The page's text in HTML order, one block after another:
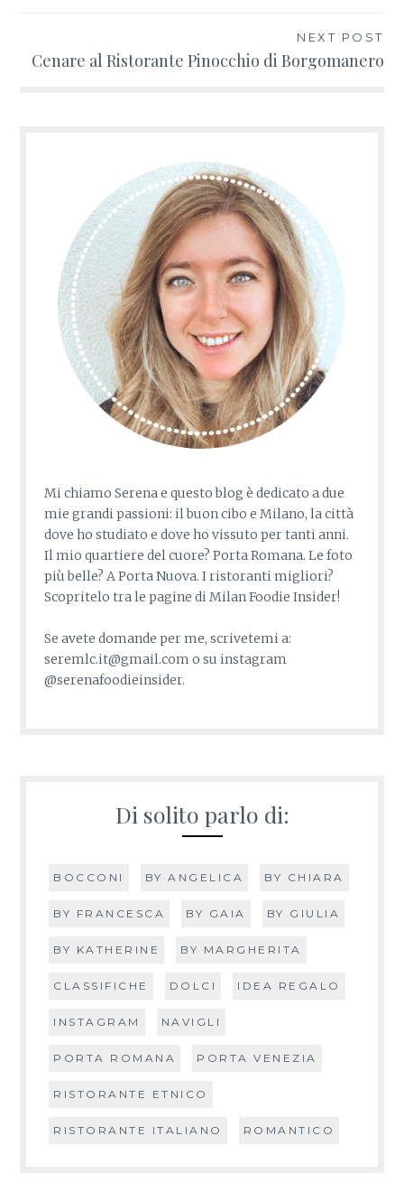
NEXT POST
Cenare al Ristorante Pinocchio di Borgomanero
Mi chiamo Serena e questo blog è dedicato a due
mie grandi passioni: il buon cibo e Milano, la città
dove ho studiato e dove ho vissuto per tanti anni.
Il mio quartiere del cuore? Porta Romana. Le foto
più belle? A Porta Nuova. I ristoranti migliori?
Scopritelo tra le pagine di Milan Foodie Insider!
Se avete domande per me, scrivetemi a:
seremlc.it@gmail.com o su instagram
@serenafoodieinsider.
Di solito parlo di:
BOCCONI BY ANGELICA BY CHIARA
BY FRANCESCA BY GAIA BY GIULIA
BY KATHERINE BY MARGHERITA
CLASSIFICHE DOLCI IDEA REGALO
INSTAGRAM NAVIGLI
PORTA ROMANA PORTA VENEZIA
RISTORANTE ETNICO
RISTORANTE ITALIANO ROMANTICO